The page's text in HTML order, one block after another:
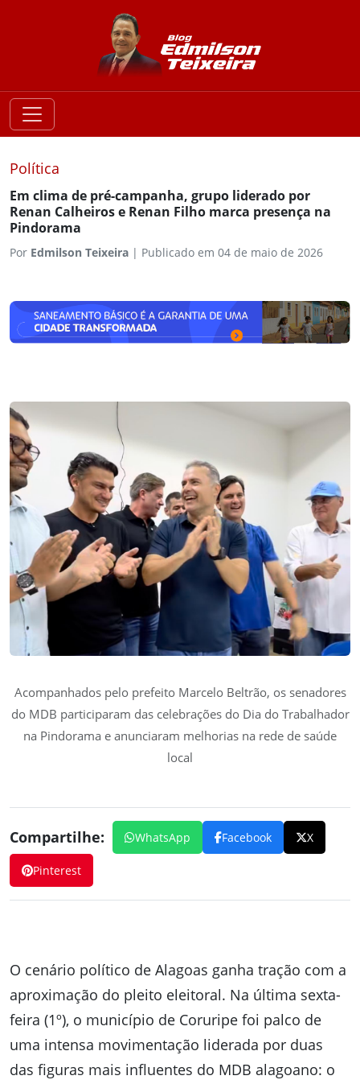
Política
Em clima de pré-campanha, grupo liderado por
Renan Calheiros e Renan Filho marca presença na
Pindorama
Por Edmilson Teixeira | Publicado em 04 de maio de 2026
Acompanhados pelo prefeito Marcelo Beltrão, os senadores
do MDB participaram das celebrações do Dia do Trabalhador
na Pindorama e anunciaram melhorias na rede de saúde
local
Compartilhe: WhatsApp Facebook X
Pinterest
O cenário político de Alagoas ganha tração com a
aproximação do pleito eleitoral. Na última sexta-
feira (1º), o município de Coruripe foi palco de
uma intensa movimentação liderada por duas
das figuras mais influentes do MDB alagoano: o